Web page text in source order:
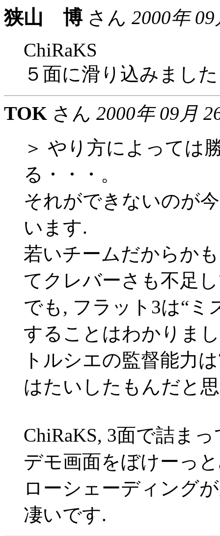
狭山 博 さん 2000年
ChiRaKS
５面に滑り込みまし
TOK さん 2000年 09月
＞ やり方によっては
る・・・。
それができないのが
います.
若いチームだからか
てクレバーさも不足
でも, フラット3は“ミ
することはわかりま
トルシエの監督能力
はたいしたもんだと
ChiRaKS, 3面で詰ま
デモ画面をぼけーっ
ローシェーディング
凄いです.